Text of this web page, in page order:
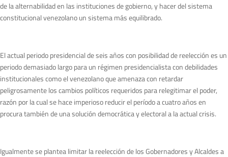
de la alternabilidad en las instituciones de gobierno, y hacer del sistema
constitucional venezolano un sistema más equilibrado.
El actual periodo presidencial de seis años con posibilidad de reelección es un
periodo demasiado largo para un régimen presidencialista con debilidades
institucionales como el venezolano que amenaza con retardar
peligrosamente los cambios políticos requeridos para relegitimar el poder,
razón por la cual se hace imperioso reducir el período a cuatro años en
procura también de una solución democrática y electoral a la actual crisis.
Igualmente se plantea limitar la reelección de los Gobernadores y Alcaldes a